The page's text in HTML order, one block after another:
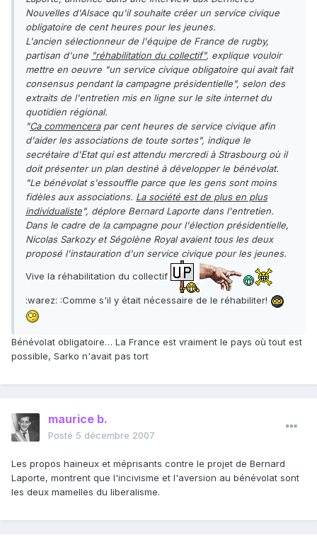
Nouvelles d'Alsace qu'il souhaite créer un service civique
obligatoire de cent heures pour les jeunes.
L'ancien sélectionneur de l'équipe de France de rugby,
partisan d'une "réhabilitation du collectif", explique vouloir
mettre en oeuvre "un service civique obligatoire qui avait fait
consensus pendant la campagne présidentielle", selon des
extraits de l'entretien mis en ligne sur le site internet du
quotidien régional.
"Ca commencerapar cent heures de service civique afin
d'aider les associations de toute sortes", indique le
secrétaire d'Etat qui est attendu mercredi à Strasbourg où il
doit présenter un plan destiné à développer le bénévolat.
"Le bénévolat s'essouffle parce que les gens sont moins
fidèles aux associations. La société est de plus en plus
individualiste", déplore Bernard Laporte dans l'entretien.
Dans le cadre de la campagne pour l'élection présidentielle,
Nicolas Sarkozy et Ségolène Royal avaient tous les deux
proposé l'instauration d'un service civique pour les jeunes.
Vive la réhabilitation du collectif
:warez: :Comme s'il y était nécessaire de le réhabiliter!
Bénévolat obligatoire… La France est vraiment le pays où tout est
possible, Sarko n'avait pas tort
maurice b.
Posté 5 décembre 2007
Les propos haineux et méprisants contre le projet de Bernard
Laporte, montrent que l'incivisme et l'aversion au bénévolat sont
les deux mamelles du liberalisme.